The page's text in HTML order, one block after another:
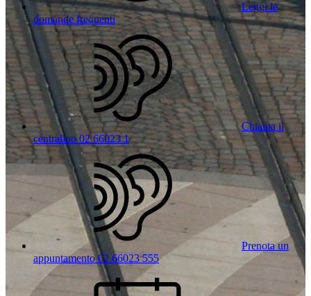
Leggi le
domande frequenti
Chiama il
centralino 02 66023 1
Prenota un
appuntamento 02 66023 555